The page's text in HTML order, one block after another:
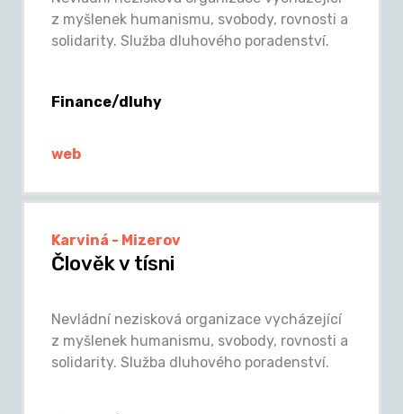
z myšlenek humanismu, svobody, rovnosti a
solidarity. Služba dluhového poradenství.
Finance/dluhy
web
Karviná - Mizerov
Člověk v tísni
Nevládní nezisková organizace vycházející
z myšlenek humanismu, svobody, rovnosti a
solidarity. Služba dluhového poradenství.